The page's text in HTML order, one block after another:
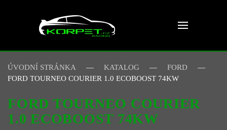
Skip to main content
ÚVODNÍ STRÁNKA KATALOG
FORD
FORD TOURNEO COURIER 1.0 ECOBOOST 74KW
FORD TOURNEO COURIER
1.0 ECOBOOST 74KW